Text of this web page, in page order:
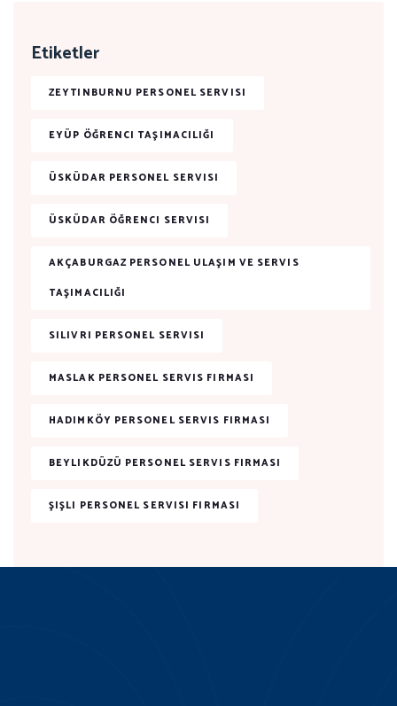
Etiketler
ZEYTINBURNU PERSONEL SERVISI
EYÜP ÖĞRENCI TAŞIMACILIĞI
ÜSKÜDAR PERSONEL SERVISI
ÜSKÜDAR ÖĞRENCI SERVISI
AKÇABURGAZ PERSONEL ULAŞIM VE SERVIS
TAŞIMACILIĞI
SILIVRI PERSONEL SERVISI
MASLAK PERSONEL SERVIS FIRMASI
HADIMKÖY PERSONEL SERVIS FIRMASI
BEYLIKDÜZÜ PERSONEL SERVIS FIRMASI
ŞIŞLI PERSONEL SERVISI FIRMASI